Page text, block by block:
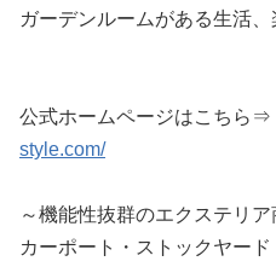
ガーデンルームがある生活
公式ホームページはこちら
style.com/
～機能性抜群のエクステリア
カーポート・ストックヤー